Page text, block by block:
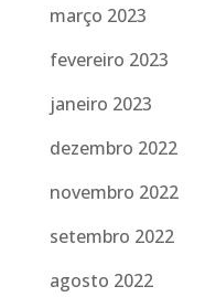
março 2023
fevereiro 2023
janeiro 2023
dezembro 2022
novembro 2022
setembro 2022
agosto 2022